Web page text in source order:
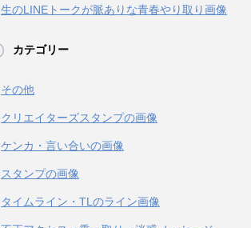
生のLINEトークが脈ありな青春やり取り画像
カテゴリー
その他
クリエイターズスタンプの画像
ケンカ・言い合いの画像
スタンプの画像
タイムライン・TLのライン画像